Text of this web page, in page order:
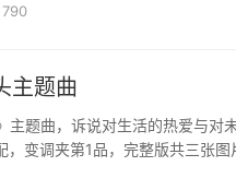
主题曲
主题曲，诉说对生活的热爱与对
变调夹第1品，完整版共三张图